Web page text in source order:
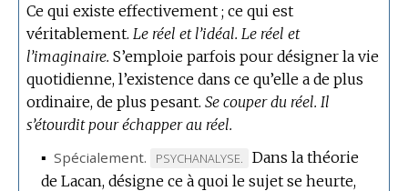
Ce qui existe effectivement ; ce qui est
véritablement. Le réel et l’idéal. Le réel et
l’imaginaire. S’emploie parfois pour désigner la vie
quotidienne, l’existence dans ce qu’elle a de plus
ordinaire, de plus pesant. Se couper du réel. Il
s’étourdit pour échapper au réel.
▪Spécialement.
MARQUE
DE
PSYCHANALYSE.
Dans la théorie
de Lacan, désigne ce à quoi le sujet se heurte,